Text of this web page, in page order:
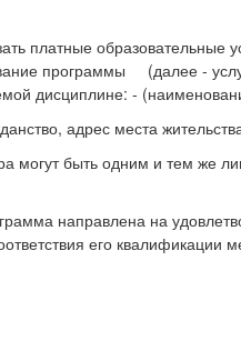
платные
программы (далее -
дисциплине: -
адрес места
могут быть одним и тем же
направлена на
его